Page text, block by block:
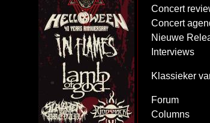
Concert
Concert
Nieuwe
Interviews
Klassieker
Forum
Columns